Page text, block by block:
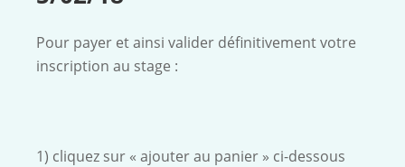
Pour payer et ainsi valider définitivement votre
inscription au stage :
1) cliquez sur « ajouter au panier » ci-dessous